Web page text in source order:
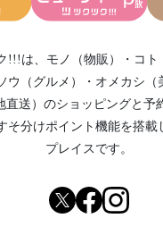
!!!は、 モノ（物販） ・ コト
ウ（グルメ）
・ オメカシ（
送） のショッピングと予
そ分けポイント機能を搭載
プレイスです。